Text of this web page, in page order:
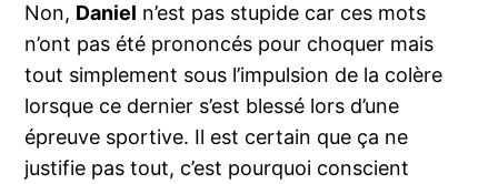
Non, Daniel n’est pas stupide car ces mots
n’ont pas été prononcés pour choquer mais
tout simplement sous l’impulsion de la colère
lorsque ce dernier s’est blessé lors d’une
épreuve sportive. Il est certain que ça ne
justifie pas tout, c’est pourquoi conscient